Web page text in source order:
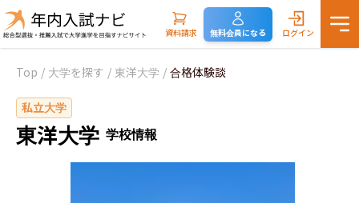
資料請求 無料会員になる ログイン
Top / 大学を探す / 東洋大学 / 合格体験談
私立大学
東洋大学 学校情報